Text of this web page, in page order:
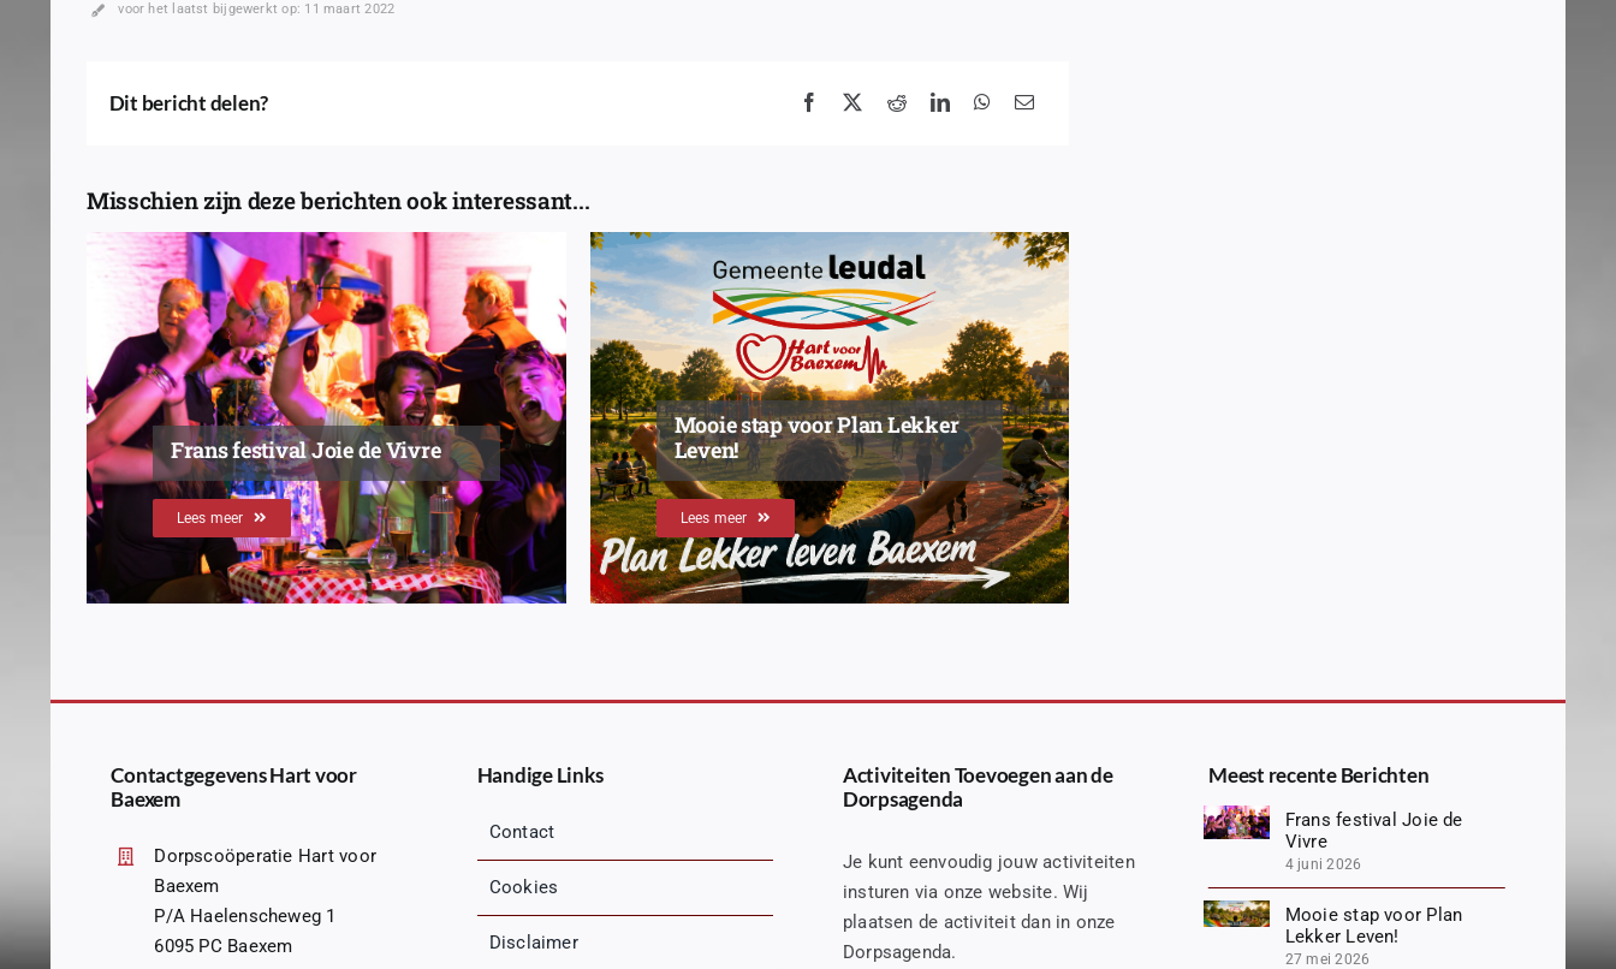
voor het laatst bijgewerkt op: 11 maart 2022
Dit bericht delen?
Misschien zijn deze berichten ook interessant...
Frans festival Joie de Vivre
Lees meer
Mooie stap voor Plan Lekker
Leven!
Lees meer
Contactgegevens Hart voor
Baexem
Dorpscoöperatie Hart voor
Baexem
P/A Haelenscheweg 1
6095 PC Baexem
Handige Links
Contact
Cookies
Disclaimer
Activiteiten Toevoegen aan de
Dorpsagenda
Je kunt eenvoudig jouw activiteiten
insturen via onze website. Wij
plaatsen de activiteit dan in onze
Dorpsagenda.
Meest recente Berichten
Frans festival Joie de
Vivre
4 juni 2026
Mooie stap voor Plan
Lekker Leven!
27 mei 2026